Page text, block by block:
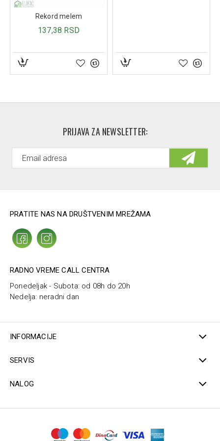
rizik od nastanka dekubitusa i pomaže u procesu
lečenja postojećih rana.
Naručite svoj antidekubitni jastuk sa gelom danas
tokom svakodnevnih aktivnosti.
doći do manjih odstupanja koje se tiču isključivo izgleda,
Rekord melem
137,38 RSD
PRIJAVA ZA NEWSLETTER:
PRATITE NAS NA DRUŠTVENIM MREŽAMA
RADNO VREME CALL CENTRA
Ponedeljak - Subota: od 08h do 20h
Nedelja: neradni dan
INFORMACIJE
SERVIS
NALOG